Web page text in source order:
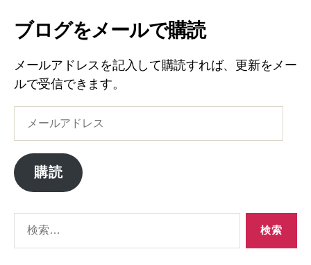
ブログをメールで購読
メールアドレスを記入して購読すれば、更新をメー
ルで受信できます。
ア
ド
ス
購読